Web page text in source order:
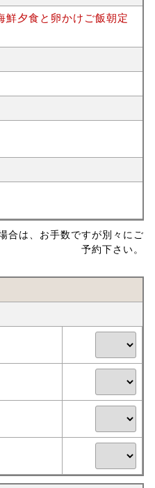
鮮夕食と卵かけご飯朝定
合は、お手数ですが別々にご
予約下さい。